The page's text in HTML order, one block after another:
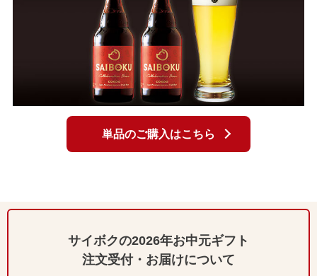
単品のご購入はこちら
サイボクの2026年お中元ギフト
注文受付・お届けについて